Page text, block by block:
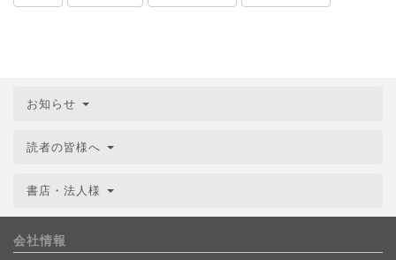
お知らせ
読者の皆様へ
書店・法人様
会社情報